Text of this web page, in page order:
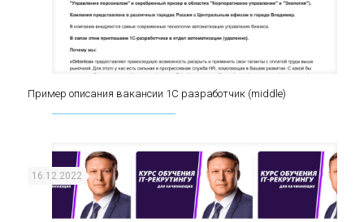
Пример описания вакансии 1С разработчик
Пример описания вакансии 1С разработчик (middle)
16.12.2022